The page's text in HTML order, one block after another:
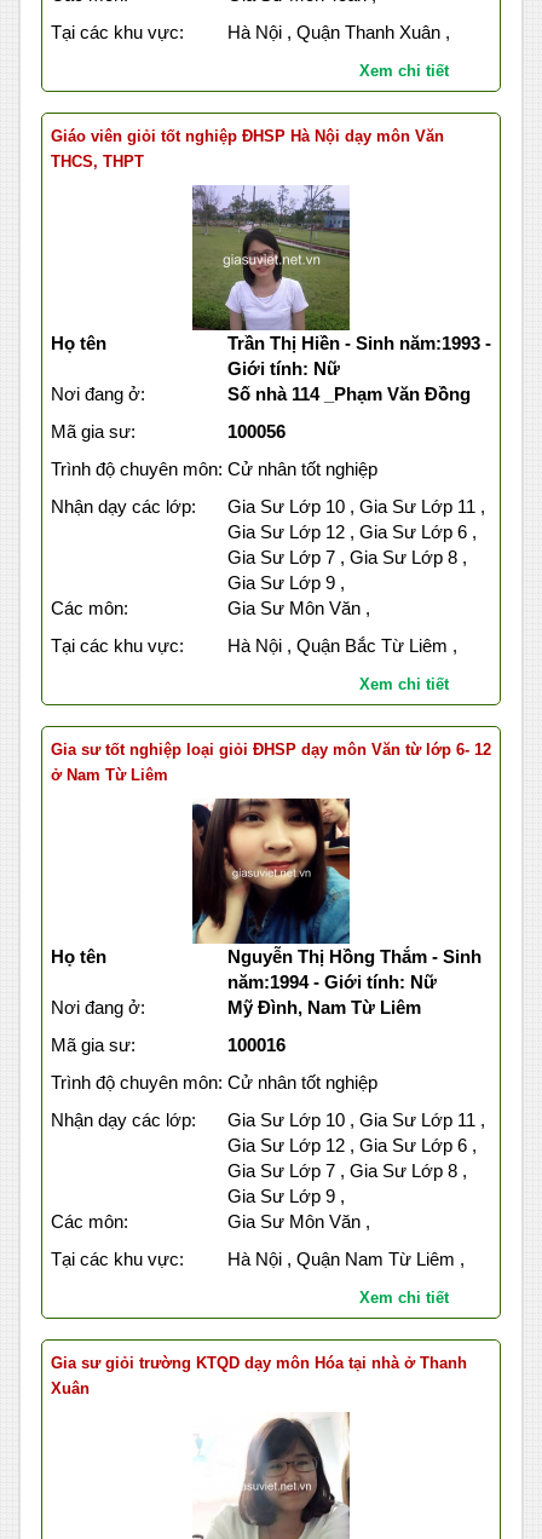
Tại các khu vực:
Hà Nội , Quận Thanh Xuân ,
Xem chi tiết
Giáo viên giỏi tốt nghiệp ĐHSP Hà Nội dạy môn Văn
THCS, THPT
Họ tên
Trần Thị Hiền - Sinh năm:1993 -
Giới tính: Nữ
Nơi đang ở:
Số nhà 114 _Phạm Văn Đồng
Mã gia sư:
100056
Trình độ chuyên môn: Cử nhân tốt nghiệp
Nhận dạy các lớp:
Gia Sư Lớp 10 , Gia Sư Lớp 11 ,
Gia Sư Lớp 12 , Gia Sư Lớp 6 ,
Gia Sư Lớp 7 , Gia Sư Lớp 8 ,
Gia Sư Lớp 9 ,
Các môn:
Gia Sư Môn Văn ,
Tại các khu vực:
Hà Nội , Quận Bắc Từ Liêm ,
Xem chi tiết
Gia sư tốt nghiệp loại giỏi ĐHSP dạy môn Văn từ lớp 6- 12
ở Nam Từ Liêm
Họ tên
Nguyễn Thị Hồng Thắm - Sinh
năm:1994 - Giới tính: Nữ
Nơi đang ở:
Mỹ Đình, Nam Từ Liêm
Mã gia sư:
100016
Trình độ chuyên môn: Cử nhân tốt nghiệp
Nhận dạy các lớp:
Gia Sư Lớp 10 , Gia Sư Lớp 11 ,
Gia Sư Lớp 12 , Gia Sư Lớp 6 ,
Gia Sư Lớp 7 , Gia Sư Lớp 8 ,
Gia Sư Lớp 9 ,
Các môn:
Gia Sư Môn Văn ,
Tại các khu vực:
Hà Nội , Quận Nam Từ Liêm ,
Xem chi tiết
Gia sư giỏi trường KTQD dạy môn Hóa tại nhà ở Thanh
Xuân